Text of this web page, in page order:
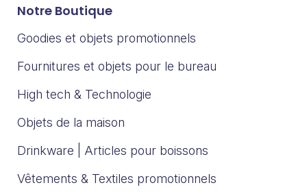
Notre Boutique
Goodies et objets promotionnels
Fournitures et objets pour le bureau
High tech & Technologie
Objets de la maison
Drinkware | Articles pour boissons
Vêtements & Textiles promotionnels